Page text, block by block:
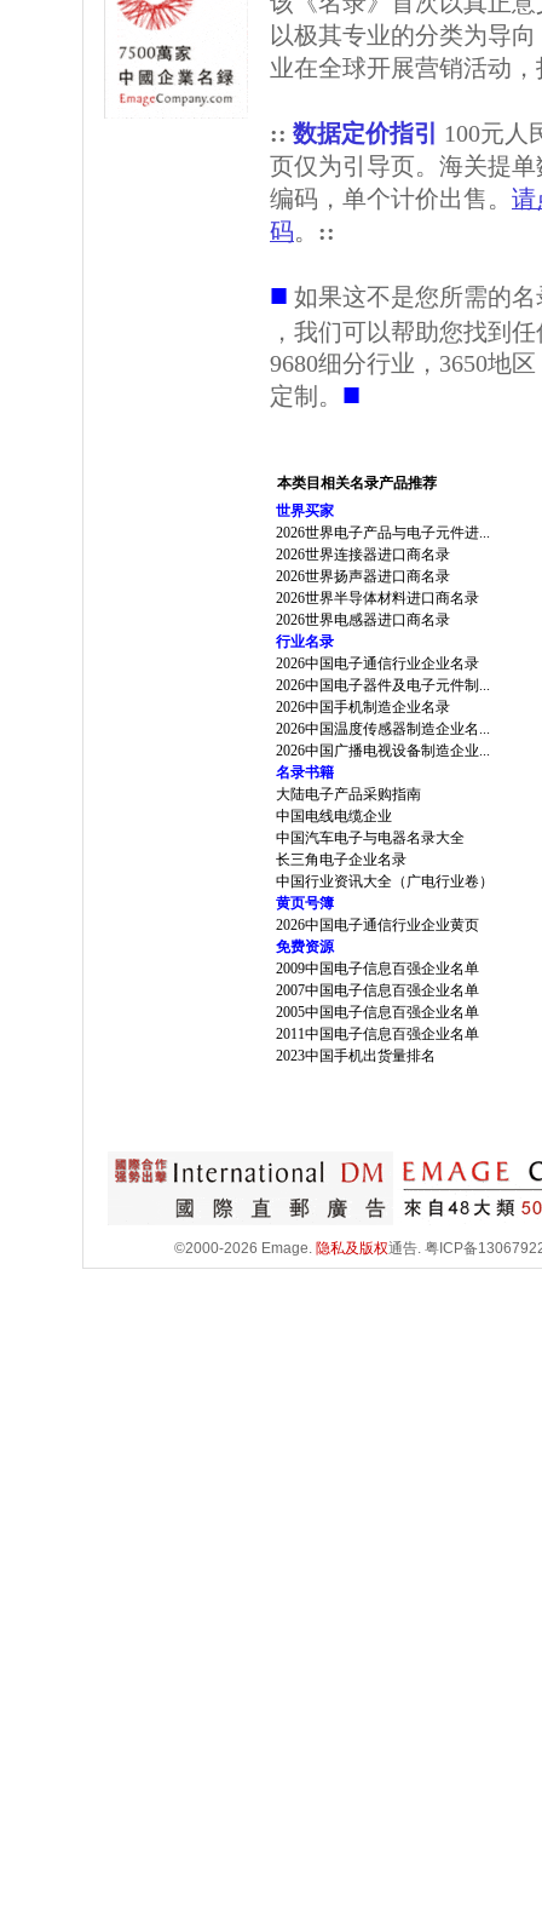
以极其专业的分类为导
业在全球开展营销活动
:: 数据定价指引
100元人
页仅为引导页。海关提
编码，单个计价出售。 请
码。 ::
■ 如果这不是您所需的
，我们可以帮助您找到
9680细分行业，3650地
定制。 ■
本类目相关名录产品推荐
世界买家
2026世界电子产品与电子元件进...
2026世界连接器进口商名录
2026世界扬声器进口商名录
2026世界半导体材料进口商名录
2026世界电感器进口商名录
行业名录
2026中国电子通信行业企业名录
2026中国电子器件及电子元件制...
2026中国手机制造企业名录
2026中国温度传感器制造企业名...
2026中国广播电视设备制造企业...
名录书籍
大陆电子产品采购指南
中国电线电缆企业
中国汽车电子与电器名录大全
长三角电子企业名录
中国行业资讯大全（广电行业卷）
黄页号簿
2026中国电子通信行业企业黄页
免费资源
2009中国电子信息百强企业名单
2007中国电子信息百强企业名单
2005中国电子信息百强企业名单
2011中国电子信息百强企业名单
2023中国手机出货量排名
©2000-2026 Emage. 隐私及版权通告. 粤ICP备